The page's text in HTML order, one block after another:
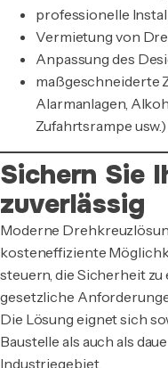
professionelle
Vermietung von
Anpassung des
maßgeschneiderte
Alarmanlagen,
Zufahrtsrampe usw.)
Sichern Sie
zuverlässig
Moderne
kosteneffiziente
steuern, die Sicherheit
gesetzliche
Die Lösung eignet sich
Baustelle als auch als
Industriegebiet.